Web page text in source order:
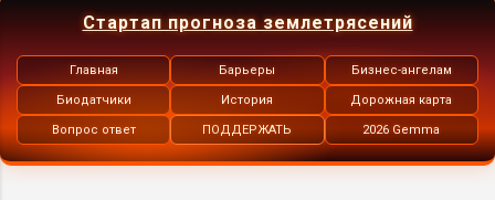
Стартап прогноза землетрясений
Главная
Биодатчики
Вопрос ответ
Барьеры
История
ПОДДЕРЖАТЬ
Бизнес-ангелам
Дорожная карта
2026 Gemma